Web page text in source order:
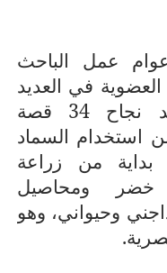
مدار أكثر من 3 أعوام عمل الباحث
في العديد
من المحافظات؛ حيث أكد نجاح 34 قصة
استخدام السماد
بداية من زراعة
ومحاصيل
وحيواني، وهو